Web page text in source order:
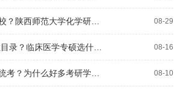
08-29
08-16
08-10